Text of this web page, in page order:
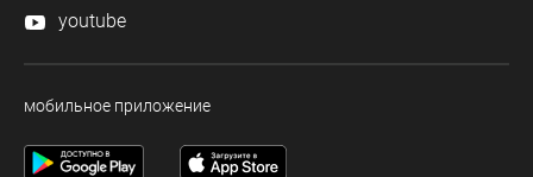
youtube
мобильное приложение